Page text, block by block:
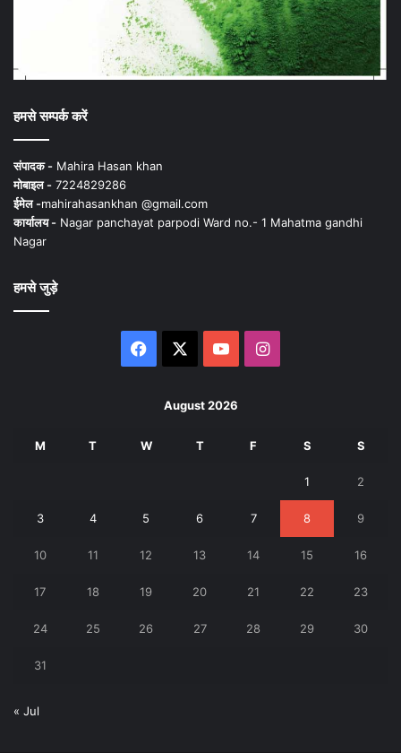
हमसे सम्पर्क करें
संपादक - Mahira Hasan khan
मोबाइल - 7224829286
ईमेल -mahirahasankhan @gmail.com
कार्यालय - Nagar panchayat parpodi Ward no.- 1 Mahatma gandhi
Nagar
हमसे जुड़े
Facebook YouTubeInstagram
August 2026
M T W T F S S
1 2
3 4 5 6 7 8 9
10 11 12 13 14 15 16
17 18 19 20 21 22 23
24 25 26 27 28 29 30
31
« Jul